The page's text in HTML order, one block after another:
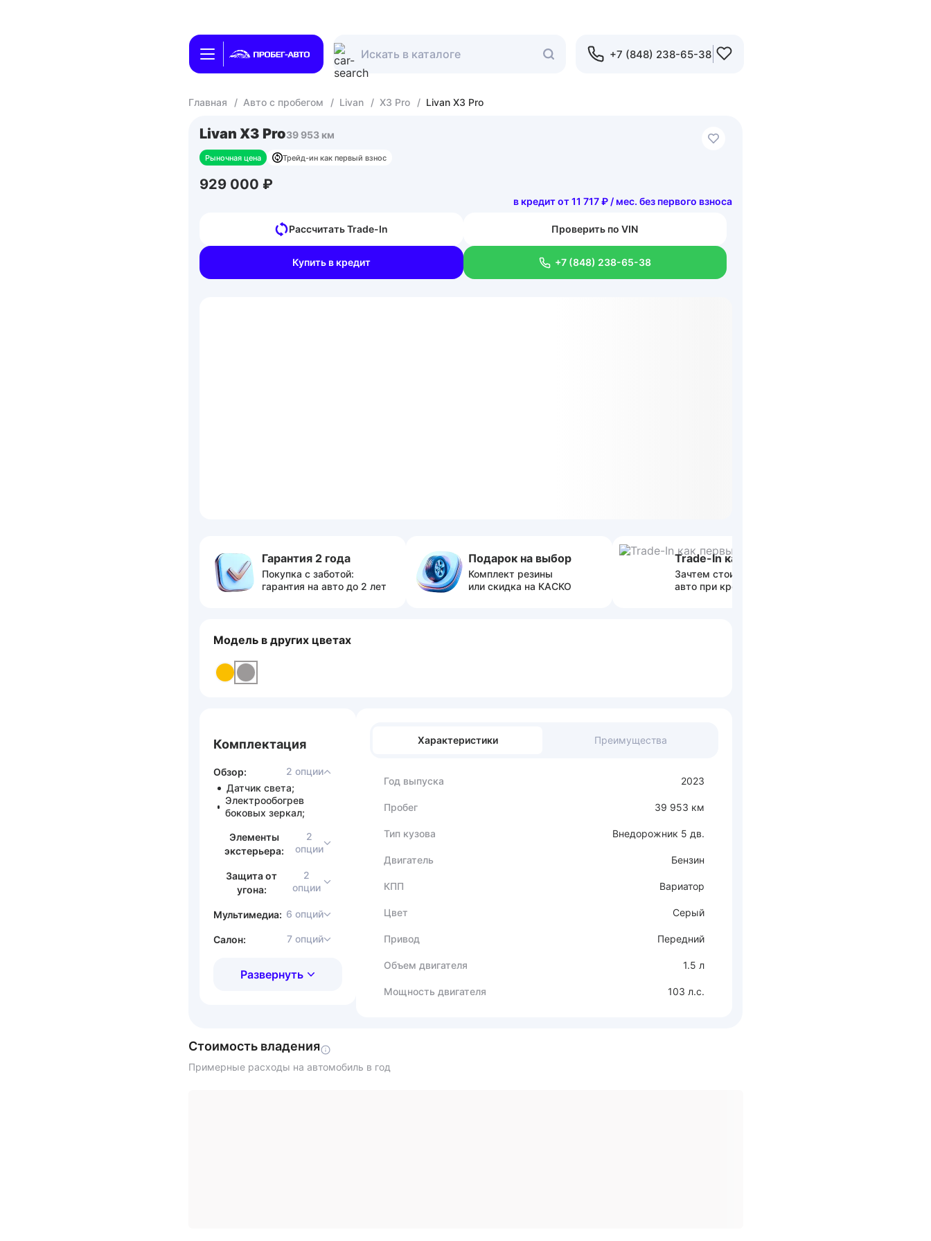
+7 (848) 238-65-38
Главная / Авто с пробегом / Livan / X3 Pro / Livan X3 Pro
Livan X3 Pro39 953 км
Рыночная цена Трейд-ин как первый взнос
929 000 ₽
в кредит от 11 717 ₽ / мес. без первого взноса
Рассчитать Trade-In Проверить по VIN
Купить в кредит +7 (848) 238-65-38
Гарантия 2 года
Покупка с заботой:
гарантия на авто до 2 лет
Подарок на выбор
Комплект резины
или скидка на КАСКО
Trade-In как первый взнос
Зачтем стоимость вашего
авто при кредитовании
Модель в других цветах
Комплектация
Обзор:
2 опции
Датчик света;
Электрообогрев
боковых зеркал;
Элементы
экстерьера:
2
опции
Защита от
угона:
2
опции
Мультимедиа: 6 опций
Салон: 7 опций
Развернуть
Характеристики Преимущества
Год выпуска 2023
Пробег 39 953 км
Тип кузова Внедорожник 5 дв.
Двигатель Бензин
КПП Вариатор
Цвет Серый
Привод Передний
Объем двигателя 1.5 л
Мощность двигателя 103 л.с.
Стоимость владения
Примерные расходы на автомобиль в год